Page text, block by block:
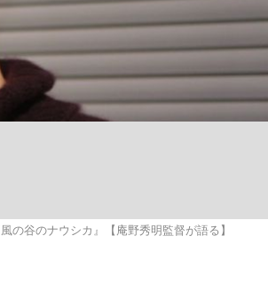
の谷のナウシカ』【庵野秀明監督が語る】